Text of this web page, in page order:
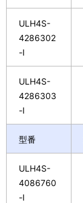
ULH4S-
4286302
-I
ULH4S-
4286303
-I
型番
ULH4S-
4086760
-I